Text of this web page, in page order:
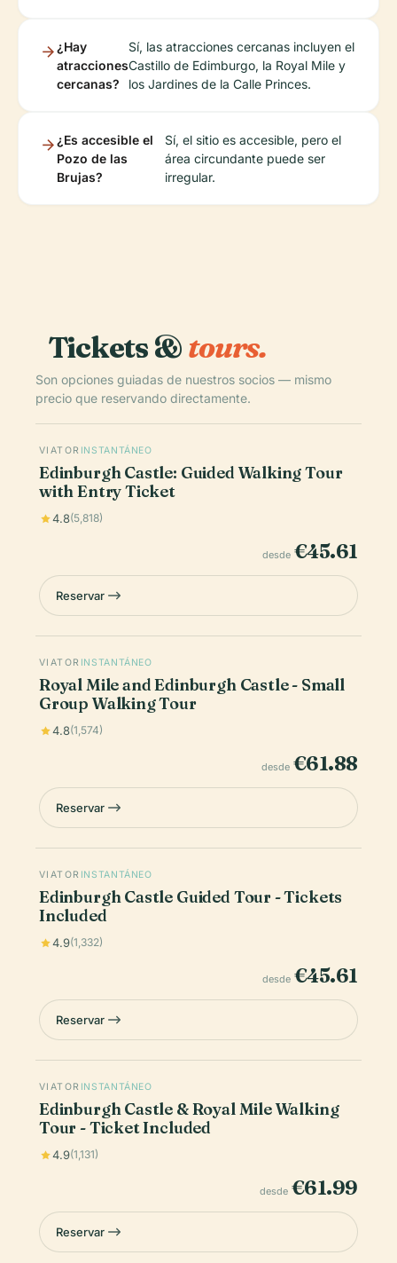
¿Hay
atracciones
cercanas?
Sí, las atracciones cercanas incluyen el
Castillo de Edimburgo, la Royal Mile y
los Jardines de la Calle Princes.
¿Es accesible el
Pozo de las
Brujas?
Sí, el sitio es accesible, pero el
área circundante puede ser
irregular.
Tickets &tours.
Son opciones guiadas de nuestros socios — mismo
precio que reservando directamente.
VIATOR INSTANTÁNEO
Edinburgh Castle: Guided Walking Tour
with Entry Ticket
4.8(5,818)
desde €45.61
Reservar
VIATOR INSTANTÁNEO
Royal Mile and Edinburgh Castle - Small
Group Walking Tour
4.8(1,574)
desde €61.88
Reservar
VIATOR INSTANTÁNEO
Edinburgh Castle Guided Tour - Tickets
Included
4.9(1,332)
desde €45.61
Reservar
VIATOR INSTANTÁNEO
Edinburgh Castle & Royal Mile Walking
Tour - Ticket Included
4.9(1,131)
desde €61.99
Reservar